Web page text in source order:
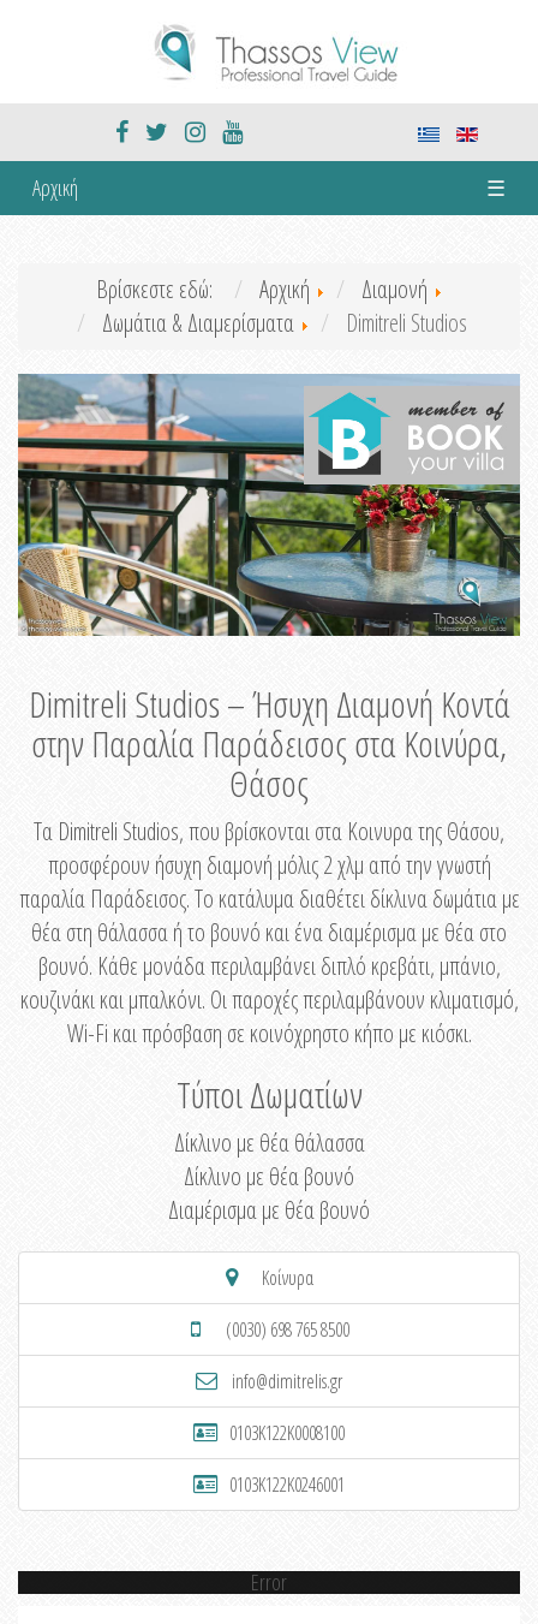
Αρχική ☰
Βρίσκεστε εδώ: Αρχική
Διαμονή
Δωμάτια & Διαμερίσματα
Dimitreli Studios
Dimitreli Studios – Ήσυχη Διαμονή Κοντά
στην Παραλία Παράδεισος στα Κοινύρα,
Θάσος
Τα Dimitreli Studios, που βρίσκονται στα Κοινυρα της Θάσου,
προσφέρουν ήσυχη διαμονή μόλις 2 χλμ από την γνωστή
παραλία Παράδεισος. Το κατάλυμα διαθέτει δίκλινα δωμάτια με
θέα στη θάλασσα ή το βουνό και ένα διαμέρισμα με θέα στο
βουνό. Κάθε μονάδα περιλαμβάνει διπλό κρεβάτι, μπάνιο,
κουζινάκι και μπαλκόνι. Οι παροχές περιλαμβάνουν κλιματισμό,
Wi-Fi και πρόσβαση σε κοινόχρηστο κήπο με κιόσκι.
Τύποι Δωματίων
Δίκλινο με θέα θάλασσα
Δίκλινο με θέα βουνό
Διαμέρισμα με θέα βουνό
Κοίνυρα
(0030) 698 765 8500
info@dimitrelis.gr
0103K122K0008100
0103K122K0246001
Error